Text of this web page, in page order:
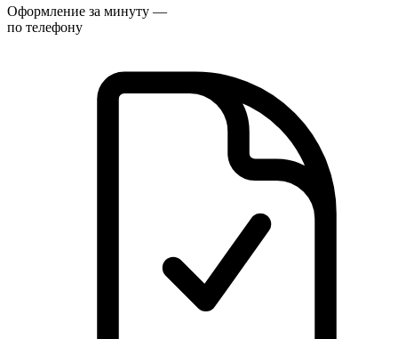
Оформление за минуту —
по телефону